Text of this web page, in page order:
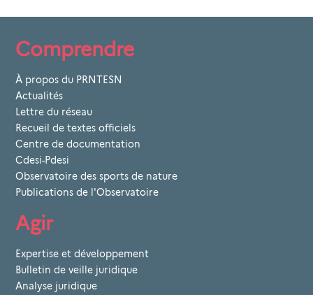
Comprendre
À propos du PRNTESN
Actualités
Lettre du réseau
Recueil de textes officiels
Centre de documentation
Cdesi-Pdesi
Observatoire des sports de nature
Publications de l'Observatoire
Agir
Expertise et développement
Bulletin de veille juridique
Analyse juridique